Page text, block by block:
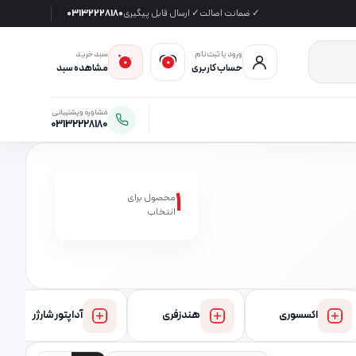
✓ ضمانت اصالت✓ ارسال قابل پیگیری03132228180
ورود یا ثبت‌نام
حساب کاربری 0
0
سبد خرید
مشاهده سبد
مشاوره و پشتیبانی
03132228180
1محصول برای
انتخاب
اکسسوری هندزفری آداپتور شارژر